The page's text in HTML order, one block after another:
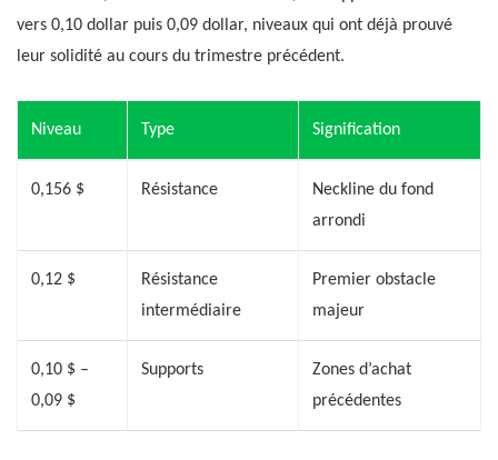
vers 0,10 dollar puis 0,09 dollar, niveaux qui ont déjà prouvé
leur solidité au cours du trimestre précédent.
Niveau Type Signification
0,156 $ Résistance
Neckline du fond
arrondi
0,12 $
Résistance
intermédiaire
Premier obstacle
majeur
0,10 $ –
0,09 $
Supports
Zones d’achat
précédentes